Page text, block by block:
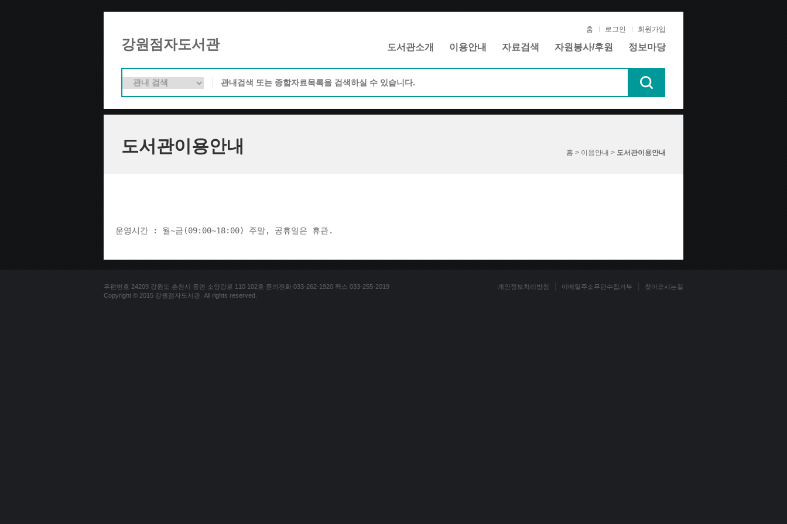
강원점자도서관
홈 로그인 회원가입
도서관소개 이용안내 자료검색 자원봉사/후원 정보마당
도서관이용안내 홈 > 이용안내 > 도서관이용안내
운영시간 : 월~금(09:00~18:00) 주말, 공휴일은 휴관.
우편번호 24209 강원도 춘천시 동면 소양강로 110 102호 문의전화 033-262-1920 팩스 033-255-2019
Copyright © 2015 강원점자도서관. All rights reserved.
개인정보처리방침 이메일주소무단수집거부 찾아오시는길